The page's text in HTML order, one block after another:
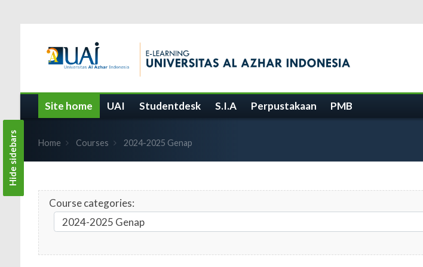
Site home UAI Studentdesk S.I.A Perpustakaan PMB
Home Courses 2024-2025 Genap
Course categories:
Hide sidebars